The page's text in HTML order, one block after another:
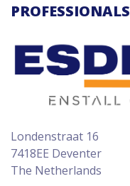
PROFESSIONALS
Londenstraat 16
7418EE Deventer
The Netherlands